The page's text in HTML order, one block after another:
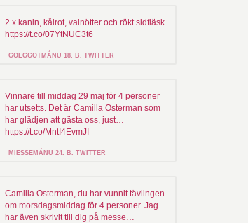
2 x kanin, kålrot, valnötter och rökt sidfläsk
https://t.co/07YtNUC3t6
GOLGGOTMÁNU 18. B. TWITTER
Vinnare till middag 29 maj för 4 personer
har utsetts. Det är Camilla Osterman som
har glädjen att gästa oss, just…
https://t.co/MntI4EvmJI
MIESSEMÁNU 24. B. TWITTER
Camilla Osterman, du har vunnit tävlingen
om morsdagsmiddag för 4 personer. Jag
har även skrivit till dig på messe…